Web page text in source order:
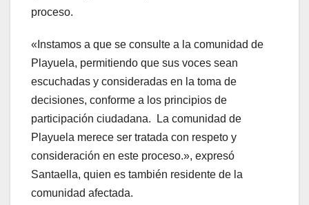
proceso.
«Instamos a que se consulte a la comunidad de
Playuela, permitiendo que sus voces sean
escuchadas y consideradas en la toma de
decisiones, conforme a los principios de
participación ciudadana. La comunidad de
Playuela merece ser tratada con respeto y
consideración en este proceso.», expresó
Santaella, quien es también residente de la
comunidad afectada.